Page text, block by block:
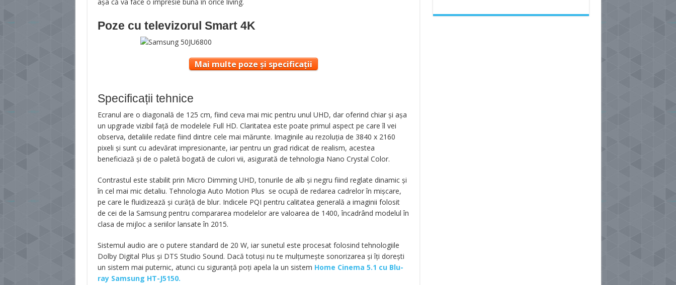
Poze cu televizorul Smart 4K
Mai multe poze și specificații
Specificații tehnice
Ecranul are o diagonală de 125 cm, fiind ceva mai mic pentru unul UHD, dar oferind chiar și așa
un upgrade vizibil față de modelele Full HD. Claritatea este poate primul aspect pe care îl vei
observa, detaliile redate fiind dintre cele mai mărunte. Imaginile au rezoluția de 3840 x 2160
pixeli și sunt cu adevărat impresionante, iar pentru un grad ridicat de realism, acestea
beneficiază și de o paletă bogată de culori vii, asigurată de tehnologia Nano Crystal Color.
Contrastul este stabilit prin Micro Dimming UHD, tonurile de alb și negru fiind reglate dinamic și
în cel mai mic detaliu. Tehnologia Auto Motion Plus se ocupă de redarea cadrelor în mișcare,
pe care le fluidizează și curăță de blur. Indicele PQI pentru calitatea generală a imaginii folosit
de cei de la Samsung pentru compararea modelelor are valoarea de 1400, încadrând modelul în
clasa de mijloc a seriilor lansate în 2015.
Sistemul audio are o putere standard de 20 W, iar sunetul este procesat folosind tehnologiile
Dolby Digital Plus și DTS Studio Sound. Dacă totuși nu te mulțumește sonorizarea și îți dorești
un sistem mai puternic, atunci cu siguranță poți apela la un sistem Home Cinema 5.1 cu Blu-
ray Samsung HT-J5150.